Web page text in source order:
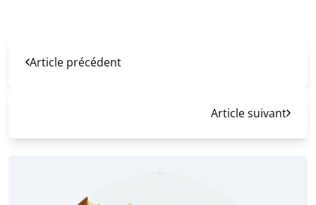
Article précédent
Article suivant